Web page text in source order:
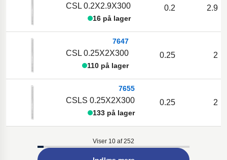
CSL 0.2X2.9X300
16 på lager
0.2 2.9
7647
CSL 0.25X2X300
110 på lager
0.25 2
7655
CSLS 0.25X2X300
133 på lager
0.25 2
Viser 10 af 252